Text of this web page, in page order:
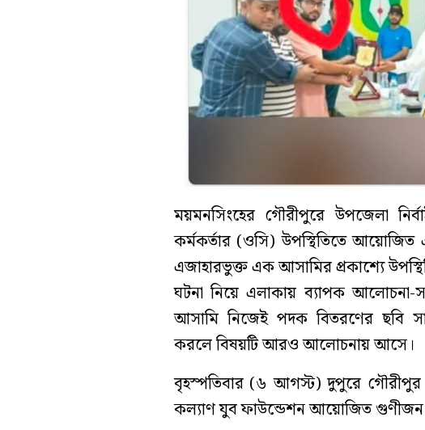
ময়মনসিংহের গৌরীপুরে উপজেলা
কর্মকর্তার (ওসি) উপস্থিতিতে আয়োজিত
এজাহারভুক্ত এক আসামির প্রকাশ্যে
ঘটনা নিয়ে এলাকায় ব্যাপক আলোচনা-
আসামি নিজেই পদক বিতরণের ছবি
করলে বিষয়টি আরও আলোচনায় আসে।
বৃহস্পতিবার (৬ আগস্ট) দুপুরে গৌরীপুর
কল্যাণ যুব ফাউন্ডেশন আয়োজিত গুণীজন